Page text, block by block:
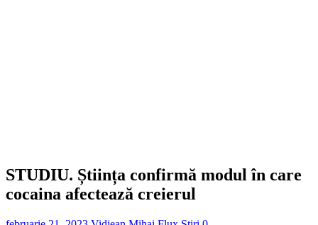
STUDIU. Știința confirmă modul în care
cocaina afectează creierul